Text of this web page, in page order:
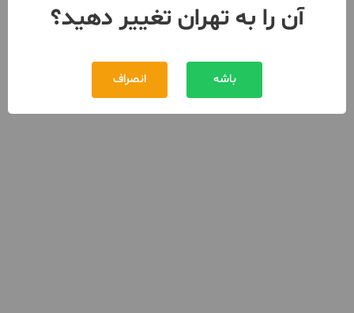
آن را به تهران تغییر دهید؟
باشه انصراف